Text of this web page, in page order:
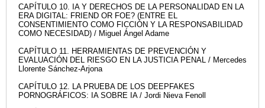
CAPÍTULO 10. IA Y DERECHOS DE LA PERSONALIDAD EN LA
ERA DIGITAL: FRIEND OR FOE? (ENTRE EL
CONSENTIMIENTO COMO FICCIÓN Y LA RESPONSABILIDAD
COMO NECESIDAD) / Miguel Ángel Adame
CAPÍTULO 11. HERRAMIENTAS DE PREVENCIÓN Y
EVALUACIÓN DEL RIESGO EN LA JUSTICIA PENAL / Mercedes
Llorente Sánchez-Arjona
CAPÍTULO 12. LA PRUEBA DE LOS DEEPFAKES
PORNOGRÁFICOS: IA SOBRE IA / Jordi Nieva Fenoll